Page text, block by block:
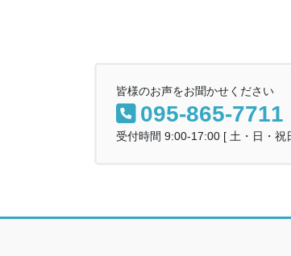
皆様のお声をお聞かせください
095-865-7711
受付時間 9:00-17:00 [ 土・日・祝